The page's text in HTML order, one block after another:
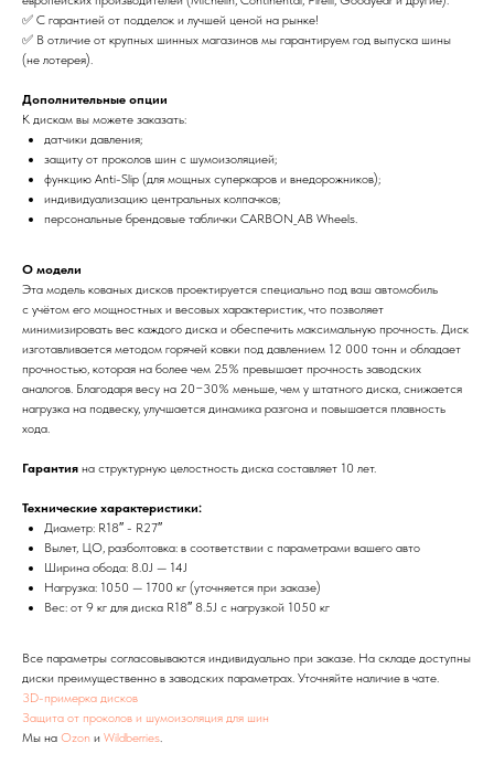
✅ С гарантией от подделок и лучшей ценой на рынке!
✅ В отличие от крупных шинных магазинов мы гарантируем год выпуска шины
(не лотерея).
Дополнительные опции
К дискам вы можете заказать:
датчики давления;
защиту от проколов шин с шумоизоляцией;
функцию Anti-Slip (для мощных суперкаров и внедорожников);
индивидуализацию центральных колпачков;
персональные брендовые таблички CARBON_AB Wheels.
О модели
Эта модель кованых дисков проектируется специально под ваш автомобиль
с учётом его мощностных и весовых характеристик, что позволяет
минимизировать вес каждого диска и обеспечить максимальную прочность. Диск
изготавливается методом горячей ковки под давлением 12 000 тонн и обладает
прочностью, которая на более чем 25% превышает прочность заводских
аналогов. Благодаря весу на 20−30% меньше, чем у штатного диска, снижается
нагрузка на подвеску, улучшается динамика разгона и повышается плавность
хода.
Гарантия на структурную целостность диска составляет 10 лет.
Технические характеристики:
Диаметр: R18″ - R27″
Вылет, ЦО, разболтовка: в соответствии с параметрами вашего авто
Ширина обода: 8.0J — 14J
Нагрузка: 1050 — 1700 кг (уточняется при заказе)
Вес: от 9 кг для диска R18″ 8.5J с нагрузкой 1050 кг
Все параметры согласовываются индивидуально при заказе. На складе доступны
диски преимущественно в заводских параметрах. Уточняйте наличие в чате.
3D-примерка дисков
Защита от проколов и шумоизоляция для шин
Мы на Ozon и Wildberries.